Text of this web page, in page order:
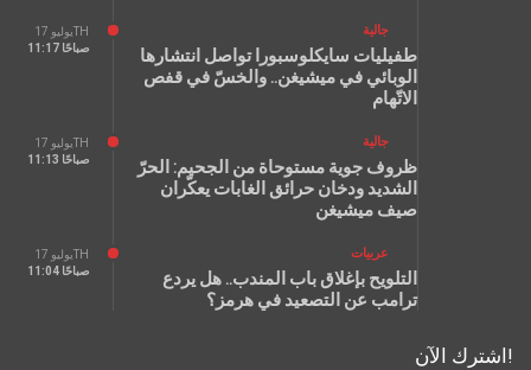
يوليو 17TH
11:17 صباحًا
جالية
طفيليات سايكلوسبورا تواصل انتشارها
الوبائي في ميشيغن.. والخسّ في قفص
الاتّهام
يوليو 17TH
11:13 صباحًا
جالية
ظروف جوية مستوحاة من الجحيم: الحرّ
الشديد ودخان حرائق الغابات يعكّران
صيف ميشيغن
يوليو 17TH
11:04 صباحًا
عربيات
التلويح بإغلاق باب المندب.. هل يردع
ترامب عن التصعيد في هرمز؟
اشترك الآن!